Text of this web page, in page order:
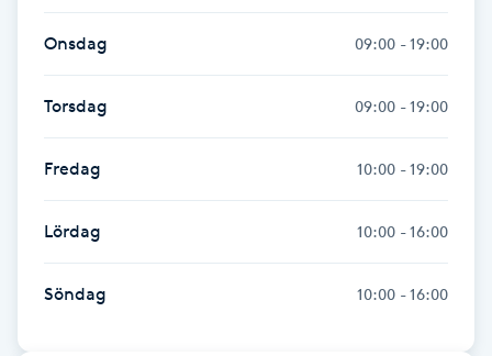
Kinesiologi
Kinesisk medicin
Kiropraktik
Klangmassage
Klippning
Onsdag 09:00 - 19:00
Torsdag 09:00 - 19:00
Fredag 10:00 - 19:00
Lördag 10:00 - 16:00
Söndag 10:00 - 16:00